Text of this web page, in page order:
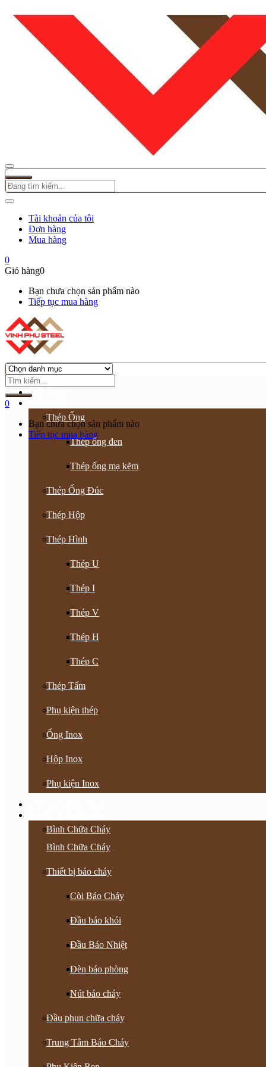
Tài khoản của tôi
Đơn hàng
Mua hàng
0
Giỏ hàng0
Bạn chưa chọn sản phẩm nào
Tiếp tục mua hàng
0
Bạn chưa chọn sản phẩm nào
Tiếp tục mua hàng
Trang chủ
Giới thiệu
Thép Ống
Thép ống đen
Thép ống mạ kẽm
Thép Ống Đúc
Thép Hộp
Thép Hình
Thép U
Thép I
Thép V
Thép H
Thép C
Thép Tấm
Phụ kiện thép
Ống Inox
Hộp Inox
Phụ kiện Inox
Bình Chữa Cháy
Bình Chữa Cháy
Thiết bị báo cháy
Còi Báo Cháy
Đầu báo khói
Đầu Báo Nhiệt
Đèn báo phòng
Nút báo cháy
Đầu phun chữa cháy
Trung Tâm Báo Cháy